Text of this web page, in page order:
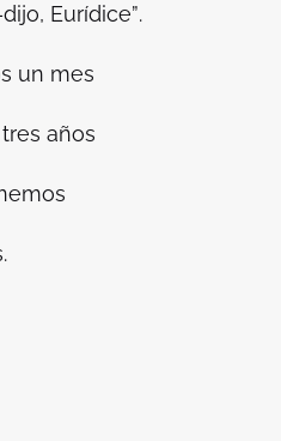
Eurídice”.
un mes
años